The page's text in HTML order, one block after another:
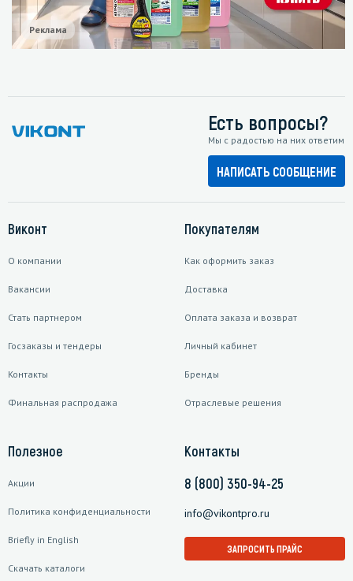
Реклама
Есть вопросы?
Мы с радостью на них ответим
НАПИСАТЬ СООБЩЕНИЕ
Виконт
О компании
Вакансии
Стать партнером
Госзаказы и тендеры
Контакты
Финальная распродажа
Покупателям
Как оформить заказ
Доставка
Оплата заказа и возврат
Личный кабинет
Бренды
Отраслевые решения
Полезное
Акции
Политика конфиденциальности
Briefly in English
Скачать каталоги
Контакты
8 (800) 350-94-25
info@vikontpro.ru
ЗАПРОСИТЬ ПРАЙС